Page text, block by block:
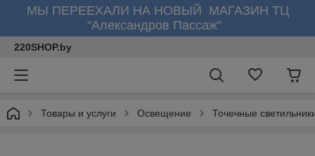
МЫ ПЕРЕЕХАЛИ НА НОВЫЙ МАГАЗИН ТЦ
"Александров Пассаж"
220SHOP.by
Товары и услуги Освещение Точечные